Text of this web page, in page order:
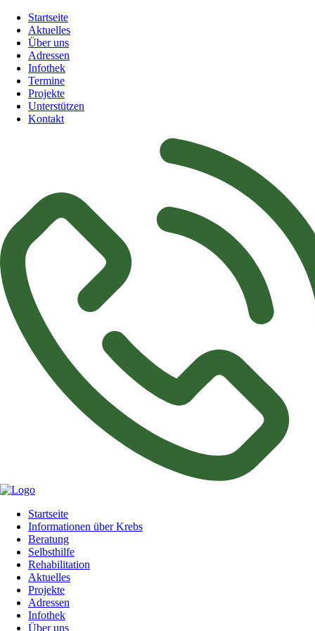
überspringen
Startseite
Aktuelles
Über uns
Adressen
Infothek
Termine
Projekte
Unterstützen
Kontakt
überspringen
Startseite
Informationen über Krebs
Beratung
Selbsthilfe
Rehabilitation
Aktuelles
Projekte
Adressen
Infothek
Über uns